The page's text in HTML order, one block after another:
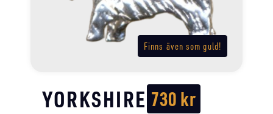
Finns även som guld!
YORKSHIRE 730kr